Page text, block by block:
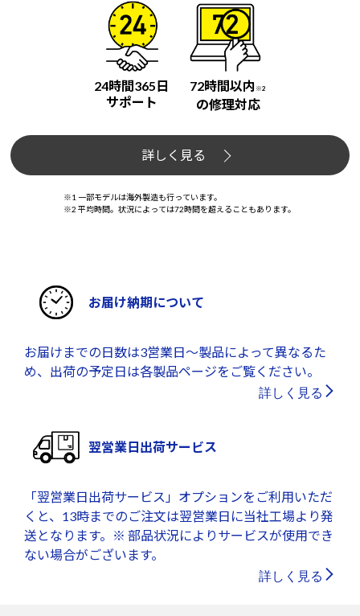
24時間365日
サポート
72時間以内 ※2
の修理対応
詳しく見る
※1 一部モデルは海外製造も行っています。
※2 平均時間。状況によっては72時間を超えることもあります。
お届け納期について
お届けまでの日数は3営業日～製品によって異なるた
め、出荷の予定日は各製品ページをご覧ください。
詳しく見る
翌営業日出荷サービス
「翌営業日出荷サービス」オプションをご利用いただ
くと、13時までのご注文は翌営業日に当社工場より発
送となります。※ 部品状況によりサービスが使用でき
ない場合がございます。
詳しく見る